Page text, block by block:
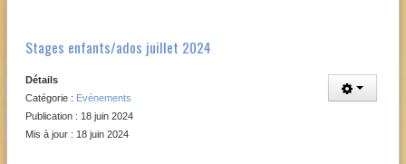
Stages enfants/ados juillet 2024
Détails
Catégorie : Evénements
Publication : 18 juin 2024
Mis à jour : 18 juin 2024